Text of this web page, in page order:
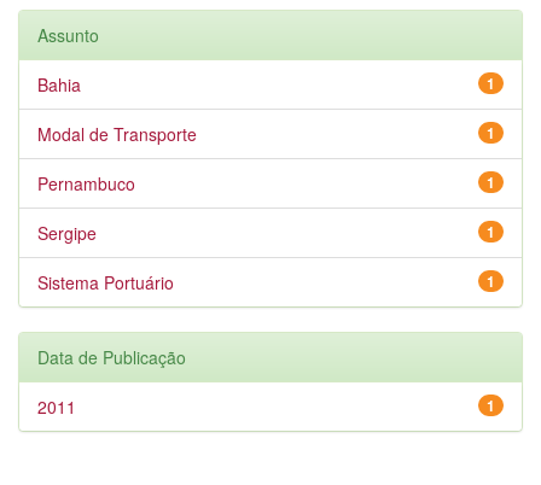
Assunto
1
Bahia
1
Modal de Transporte
1
Pernambuco
1
Sergipe
1
Sistema Portuário
Data de Publicação
1
2011